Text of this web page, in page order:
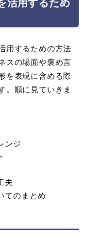
活用するため
用するための方法
スの場面や褒め言
を表現に含める際
。順に見ていきま
ンジ
夫
てのまとめ